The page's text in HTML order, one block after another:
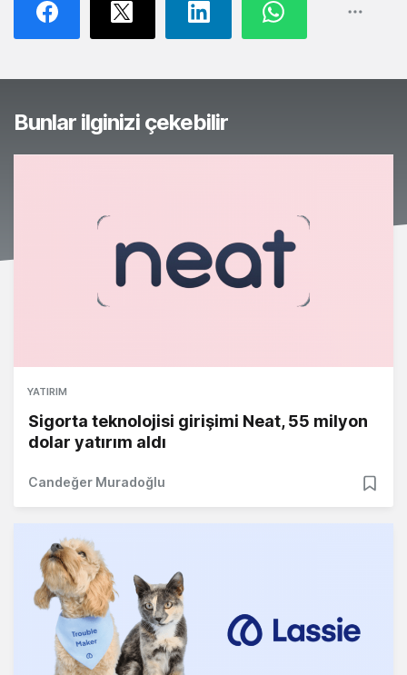
Bunlar ilginizi çekebilir
YATIRIM
Sigorta teknolojisi girişimi Neat, 55 milyon
dolar yatırım aldı
Candeğer Muradoğlu